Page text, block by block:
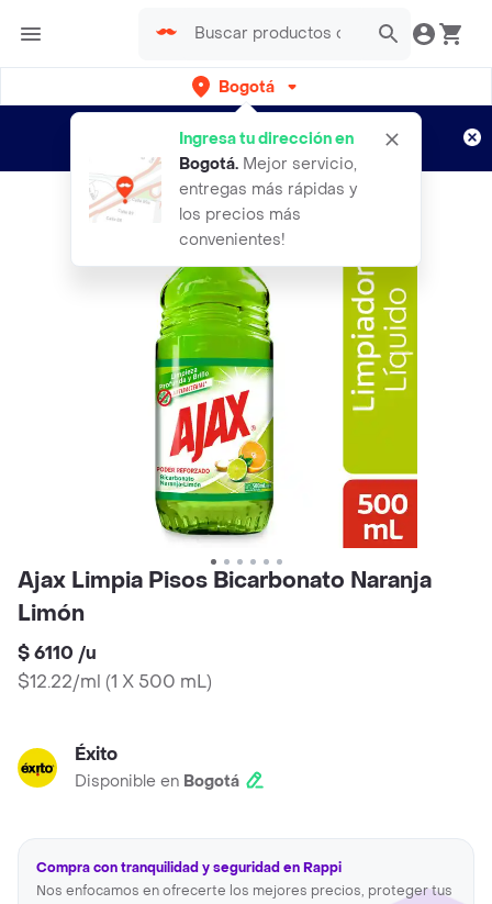
Bogotá
Ingresa tu dirección en
Bogotá. Mejor servicio,
entregas más rápidas y
los precios más
convenientes!
envíos gratis por semanas
Aplican TyC
Ajax Limpia Pisos Bicarbonato Naranja
Limón
$ 6110 /u
$12.22/ml (1 X 500 mL)
Éxito
Disponible en Bogotá
Compra con tranquilidad y seguridad en Rappi
Nos enfocamos en ofrecerte los mejores precios, proteger tus